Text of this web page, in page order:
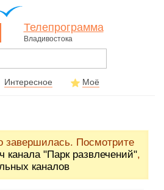
Телепрограмма
Владивостока
Интересное Моё
завершилась. Посмотрите
канала "Парк развлечений",
каналов